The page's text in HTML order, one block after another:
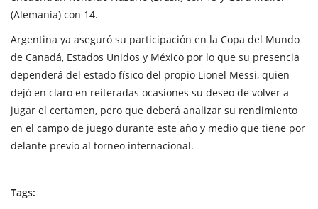
(Alemania) con 14.
Argentina ya aseguró su participación en la Copa del Mundo
de Canadá, Estados Unidos y México por lo que su presencia
dependerá del estado físico del propio Lionel Messi, quien
dejó en claro en reiteradas ocasiones su deseo de volver a
jugar el certamen, pero que deberá analizar su rendimiento
en el campo de juego durante este año y medio que tiene por
delante previo al torneo internacional.
Tags: